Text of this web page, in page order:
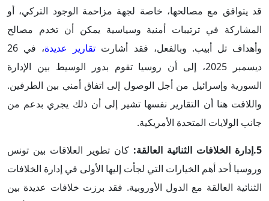
قد يتوافق مع مصالحها، خاصة لجهة مزاحمة الوجود التركي، أو
المشاركة في ترتيبات أمنية وسياسية يمكن أن تخدم مصالح
وأهداف تل أبيب. وبالفعل، فقد أشارت تقارير عديدة
، في 26
ديسمبر 2025، إلى أن روسيا تقوم بدور الوسيط بين الإدارة
السورية وإسرائيل من أجل الوصول إلى اتفاق أمني بين الطرفين.
واللافت هنا أن التقارير نفسها تشير إلى أن ذلك يجري بدعم من
جانب الولايات المتحدة الأمريكية.
5.إدارة الخلافات الثنائية العالقة:
كان تطوير العلاقات بين تونس
وروسيا أحد أهم الخيارات التي لجأت إليها الأولى في إدارة الخلافات
الثنائية العالقة مع الدول الأوروبية. فقد برزت خلافات عديدة بين